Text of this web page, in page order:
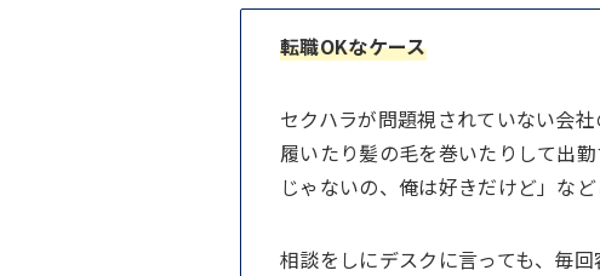
転職OKなケース
セクハラが問題視されていない会
履いたり髪の毛を巻いたりして出
じゃないの、俺は好きだけど」など
相談をしにデスクに言っても、毎